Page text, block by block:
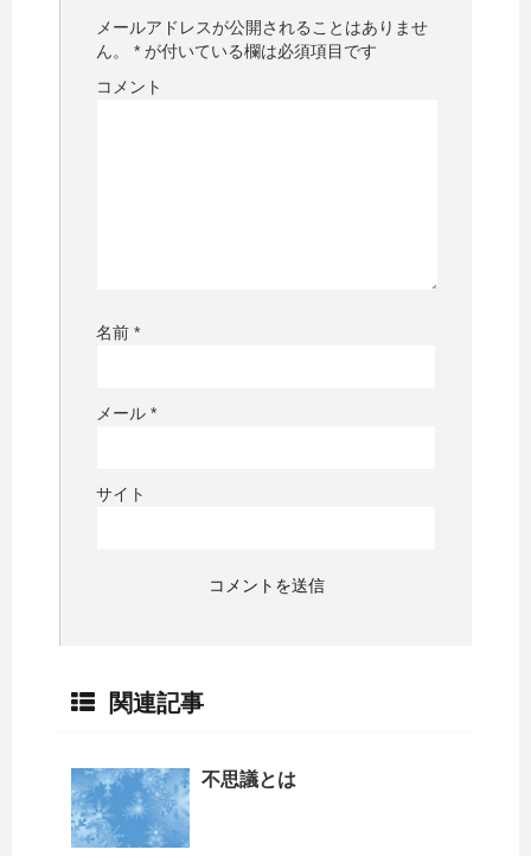
メールアドレスが公開されることはありませ
ん。
* が付いている欄は必須項目です
コメント
名前 *
メール *
サイト
関連記事
不思議とは